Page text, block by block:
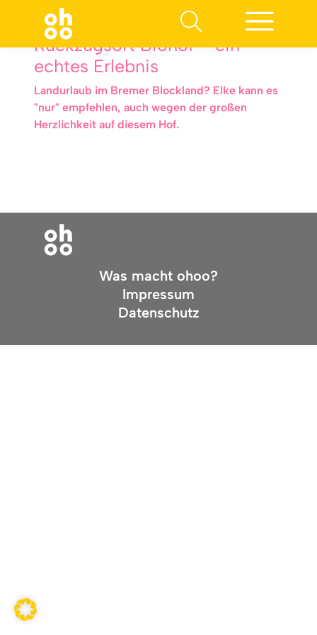
Rückzugsort Biohof – ein
echtes Erlebnis
Landurlaub im Bremer Blockland? Elke kann es
"nur" empfehlen, auch wegen der großen
Herzlichkeit auf diesem Hof.
Was macht ohoo?
Impressum
Datenschutz